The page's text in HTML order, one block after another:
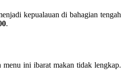
kepualauan di bahagian tengah
.
menu ini ibarat makan tidak lengkap.